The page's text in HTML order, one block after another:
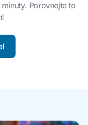
Porovnejte to